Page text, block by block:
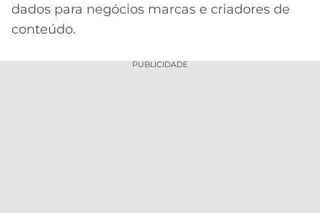
dados para negócios marcas e criadores de
conteúdo.
PUBLICIDADE